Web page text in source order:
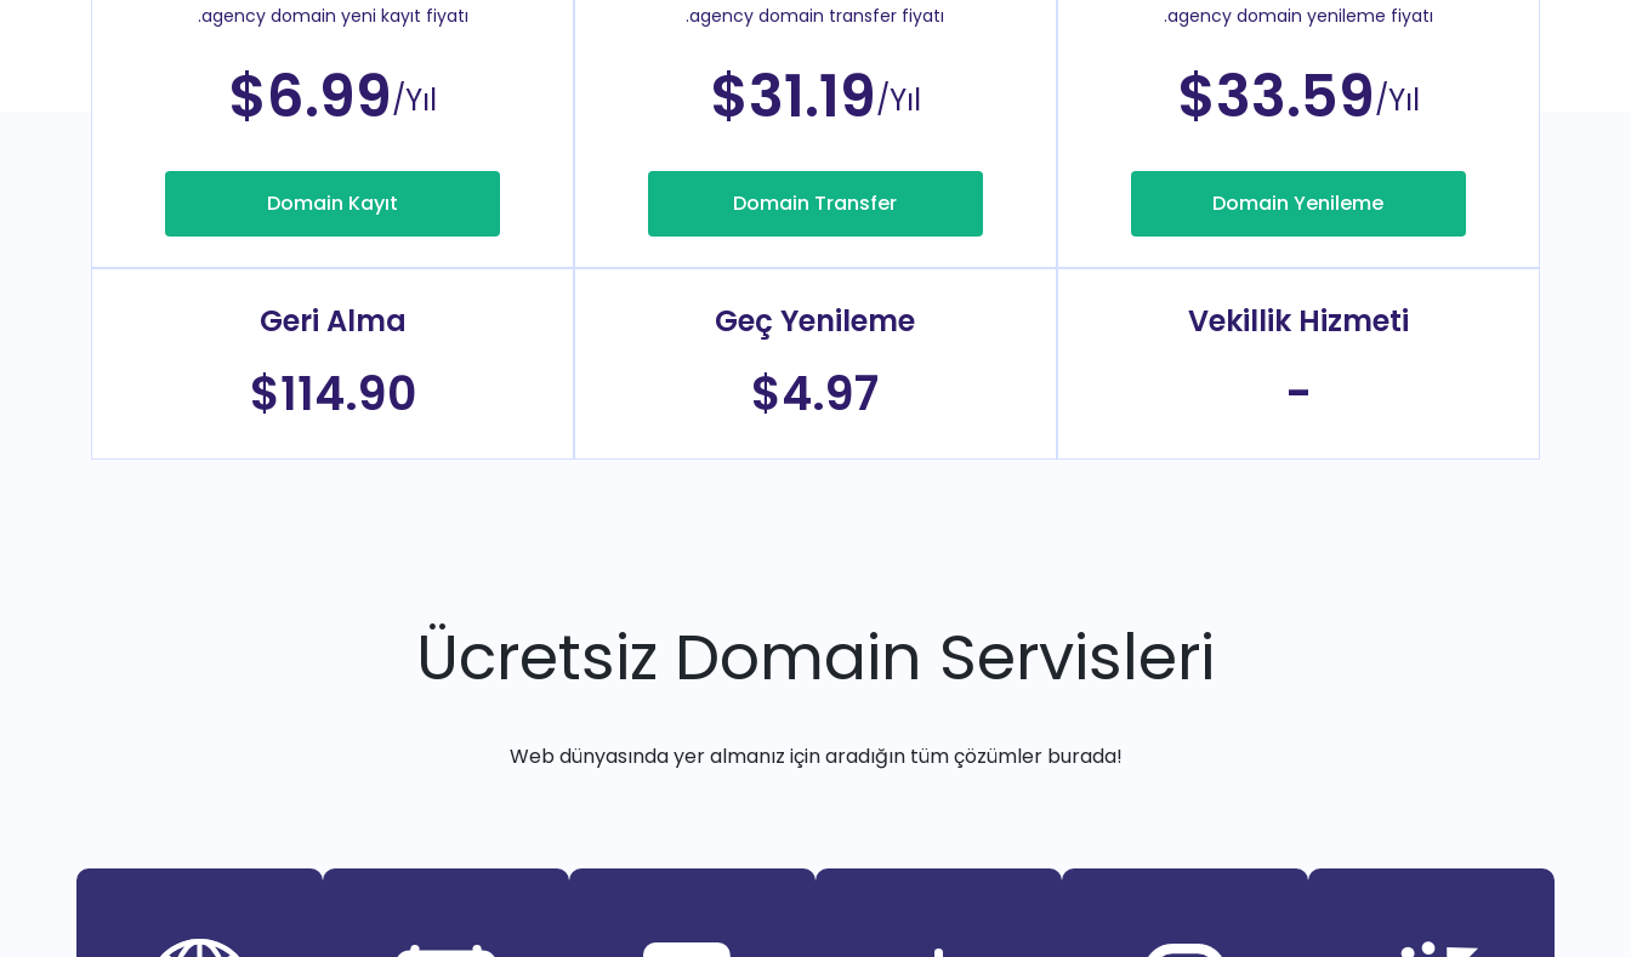
.agency domain yeni kayıt fiyatı
$6.99/Yıl
Domain Kayıt
.agency domain transfer fiyatı
$31.19/Yıl
Domain Transfer
.agency domain yenileme fiyatı
$33.59/Yıl
Domain Yenileme
Geri Alma
$114.90
Geç Yenileme
$4.97
Vekillik Hizmeti
-
Ücretsiz Domain Servisleri
Web dünyasında yer almanız için aradığın tüm çözümler burada!